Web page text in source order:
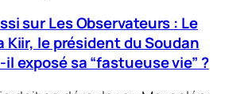
sur Les Observateurs : Le
Kiir, le président du Soudan
exposé sa “fastueuse vie” ?